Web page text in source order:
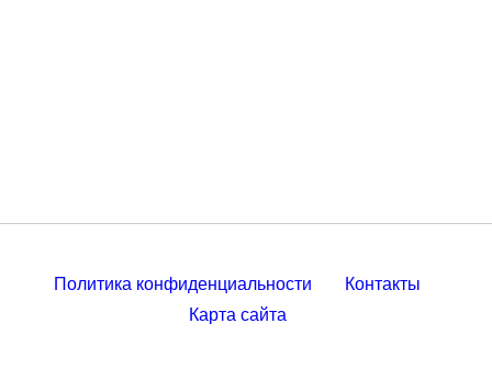
Политика конфиденциальности
Контакты
Карта сайта